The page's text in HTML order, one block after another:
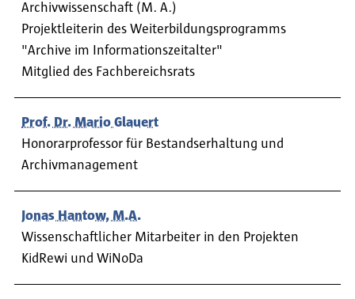
Archivwissenschaft (M. A.)
Projektleiterin des Weiterbildungsprogramms
"Archive im Informationszeitalter"
Mitglied des Fachbereichsrats
Prof. Dr. Mario Glauert
Honorarprofessor für Bestandserhaltung und
Archivmanagement
Jonas Hantow, M.A.
Wissenschaftlicher Mitarbeiter in den Projekten
KidRewi und WiNoDa